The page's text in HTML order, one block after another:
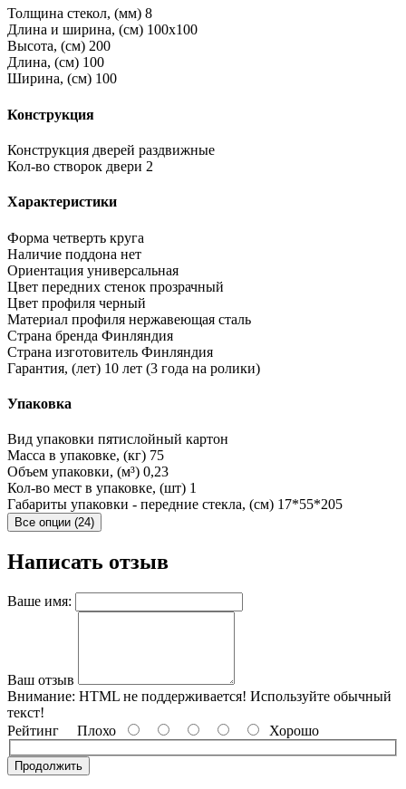
Толщина стекол, (мм) 8
Длина и ширина, (см) 100x100
Высота, (см) 200
Длина, (см) 100
Ширина, (см) 100
Конструкция
Конструкция дверей раздвижные
Кол-во створок двери 2
Характеристики
Форма четверть круга
Наличие поддона нет
Ориентация универсальная
Цвет передних стенок прозрачный
Цвет профиля черный
Материал профиля нержавеющая сталь
Страна бренда Финляндия
Страна изготовитель Финляндия
Гарантия, (лет) 10 лет (3 года на ролики)
Упаковка
Вид упаковки пятислойный картон
Масса в упаковке, (кг) 75
Объем упаковки, (м³) 0,23
Кол-во мест в упаковке, (шт) 1
Габариты упаковки - передние стекла, (см) 17*55*205
Все опции (24)
Написать отзыв
Ваше имя:
Ваш отзыв
Внимание: HTML не поддерживается! Используйте обычный
текст!
Рейтинг Плохо Хорошо
Продолжить